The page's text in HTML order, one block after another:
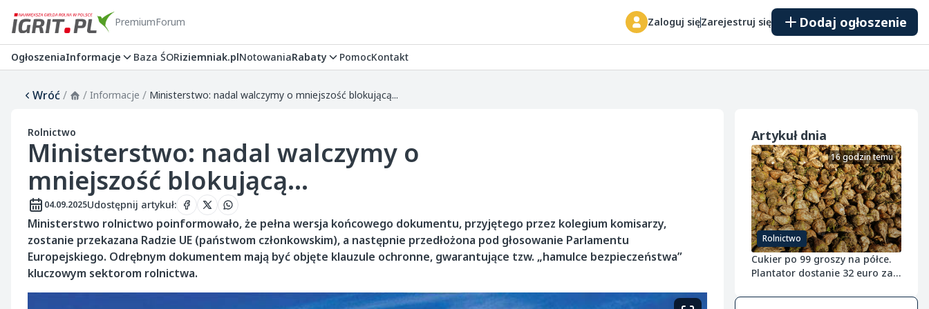
PremiumForum Zaloguj sięZarejestruj się Dodaj ogłoszenie
OgłoszeniaInformacje Baza ŚORiziemniak.plNotowaniaRabaty PomocKontakt
Wróć/ / Informacje / Ministerstwo: nadal walczymy o mniejszość blokującą...
Rolnictwo
Ministerstwo: nadal walczymy o
mniejszość blokującą...
04.09.2025Udostępnij artykuł:
Ministerstwo rolnictwo poinformowało, że pełna wersja końcowego dokumentu, przyjętego przez kolegium komisarzy,
zostanie przekazana Radzie UE (państwom członkowskim), a następnie przedłożona pod głosowanie Parlamentu
Europejskiego. Odrębnym dokumentem mają być objęte klauzule ochronne, gwarantujące tzw. „hamulce bezpieczeństwa”
kluczowym sektorom rolnictwa.
Artykuł dnia
Rolnictwo
16 godzin temu
Cukier po 99 groszy na półce.
Plantator dostanie 32 euro za